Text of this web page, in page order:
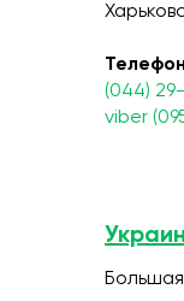
(044)
viber